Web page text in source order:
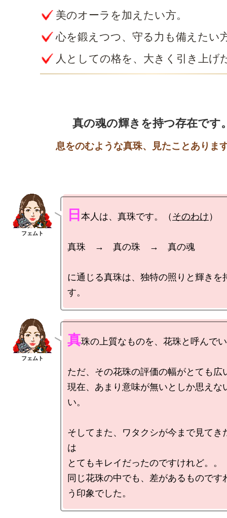
美のオーラを加えたい方。
心を鍛えつつ、守る力も備えたい
人としての格を、大きく引き上げ
真の魂の輝きを持つ存在です
息をのむような真珠、見たことありま
日 本人は、真珠です。（そのわけ）
真珠　→　真の珠　→　真の魂
に通じる真珠は、独特の照りと輝きを
真珠の上質なものを、花珠と呼んで
ただ、その花珠の評価の幅がとても広
現在、あまり意味が無いとしか思えな
い。
そしてまた、ワタクシが今まで見てき
は
とてもキレイだったのですけれど。。
同じ花珠の中でも、差があるものです